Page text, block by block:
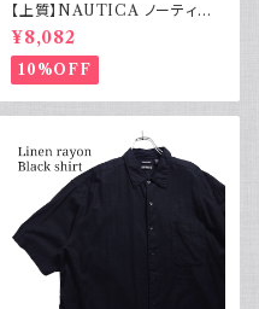
【上質】NAUTICA ノーティカ
コットンリネンパンツ ツータック
¥8,082
10%OFF